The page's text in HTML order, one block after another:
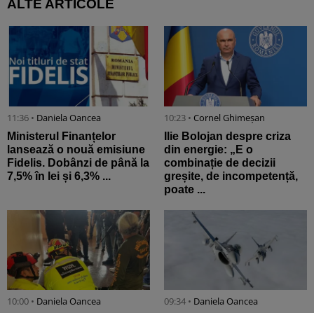
ALTE ARTICOLE
11:36 • Daniela Oancea
Ministerul Finanțelor
lansează o nouă emisiune
Fidelis. Dobânzi de până la
7,5% în lei și 6,3% ...
10:23 • Cornel Ghimeșan
Ilie Bolojan despre criza
din energie: „E o
combinație de decizii
greșite, de incompetență,
poate ...
10:00 • Daniela Oancea 09:34 • Daniela Oancea